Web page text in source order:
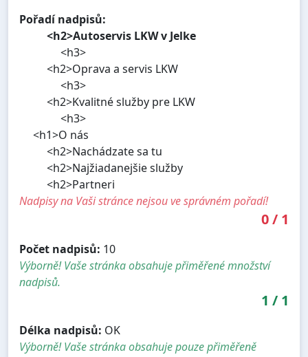
Pořadí nadpisů:
<h2>Autoservis LKW v Jelke
<h3>
<h2>Oprava a servis LKW
<h3>
<h2>Kvalitné služby pre LKW
<h3>
<h1>O nás
<h2>Nachádzate sa tu
<h2>Najžiadanejšie služby
<h2>Partneri
Nadpisy na Vaši stránce nejsou ve správném pořadí!
0/ 1
Počet nadpisů: 10
Výborně! Vaše stránka obsahuje přiměřené množství
nadpisů.
1 / 1
Délka nadpisů: OK
Výborně! Vaše stránka obsahuje pouze přiměřeně